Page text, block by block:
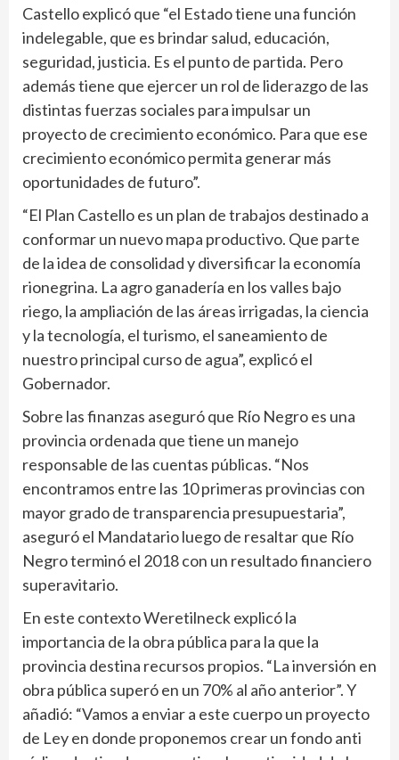
Castello explicó que “el Estado tiene una función
indelegable, que es brindar salud, educación,
seguridad, justicia. Es el punto de partida. Pero
además tiene que ejercer un rol de liderazgo de las
distintas fuerzas sociales para impulsar un
proyecto de crecimiento económico. Para que ese
crecimiento económico permita generar más
oportunidades de futuro”.
“El Plan Castello es un plan de trabajos destinado a
conformar un nuevo mapa productivo. Que parte
de la idea de consolidad y diversificar la economía
rionegrina. La agro ganadería en los valles bajo
riego, la ampliación de las áreas irrigadas, la ciencia
y la tecnología, el turismo, el saneamiento de
nuestro principal curso de agua”, explicó el
Gobernador.
Sobre las finanzas aseguró que Río Negro es una
provincia ordenada que tiene un manejo
responsable de las cuentas públicas. “Nos
encontramos entre las 10 primeras provincias con
mayor grado de transparencia presupuestaria”,
aseguró el Mandatario luego de resaltar que Río
Negro terminó el 2018 con un resultado financiero
superavitario.
En este contexto Weretilneck explicó la
importancia de la obra pública para la que la
provincia destina recursos propios. “La inversión en
obra pública superó en un 70% al año anterior”. Y
añadió: “Vamos a enviar a este cuerpo un proyecto
de Ley en donde proponemos crear un fondo anti